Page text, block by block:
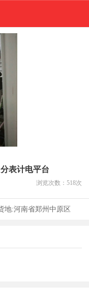
表计电平台
浏览次数： 518次
地:河南省郑州中原区